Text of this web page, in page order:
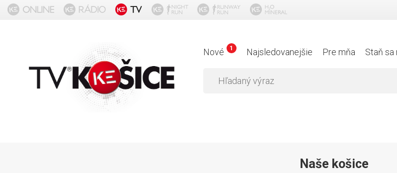
Nové 1 Najsledovanejšie Pre mňa Staň
Naše košice